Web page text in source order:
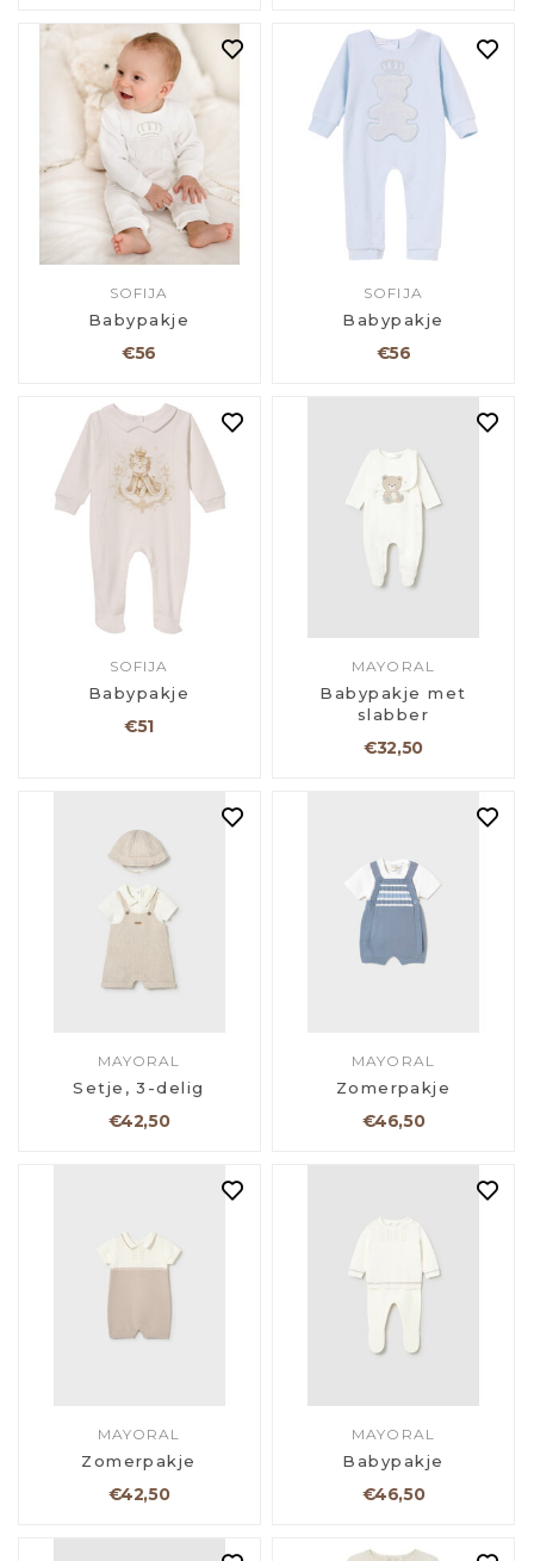
SOFIJA
Babypakje
€56
SOFIJA
Babypakje
€56
SOFIJA
Babypakje
€51
MAYORAL
Babypakje met
slabber
€32,50
MAYORAL
Setje, 3-delig
€42,50
MAYORAL
Zomerpakje
€46,50
MAYORAL
Zomerpakje
€42,50
MAYORAL
Babypakje
€46,50